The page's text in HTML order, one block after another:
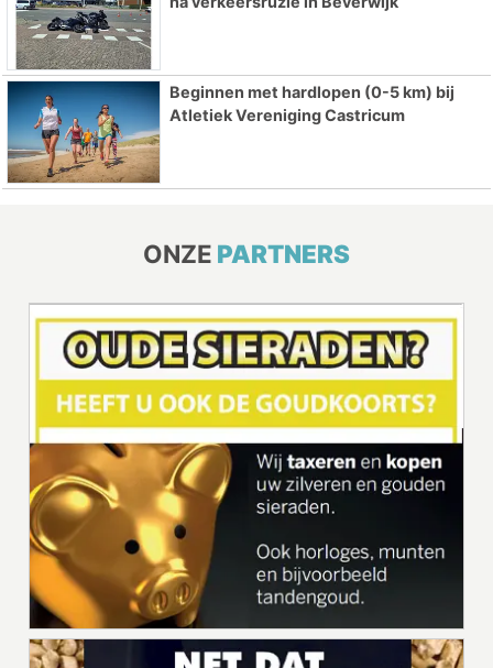
Beginnen met hardlopen (0-5 km) bij
Atletiek Vereniging Castricum
ONZE PARTNERS